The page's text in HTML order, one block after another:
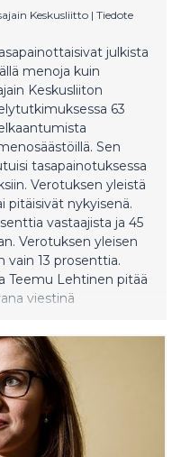
Keskusliitto | Tiedote
julkista
menoja kuin
Keskusliiton
63
Sen
tasapainotuksessa
Verotuksen yleistä
pitäisivät nykyisenä.
vastaajista ja 45
Verotuksen yleisen
vain 13 prosenttia.
Teemu Lehtinen pitää
viestinä
ilmeisen hyvin,
haluton
tasoa, Lehtinen
myös ymmärrettävää,